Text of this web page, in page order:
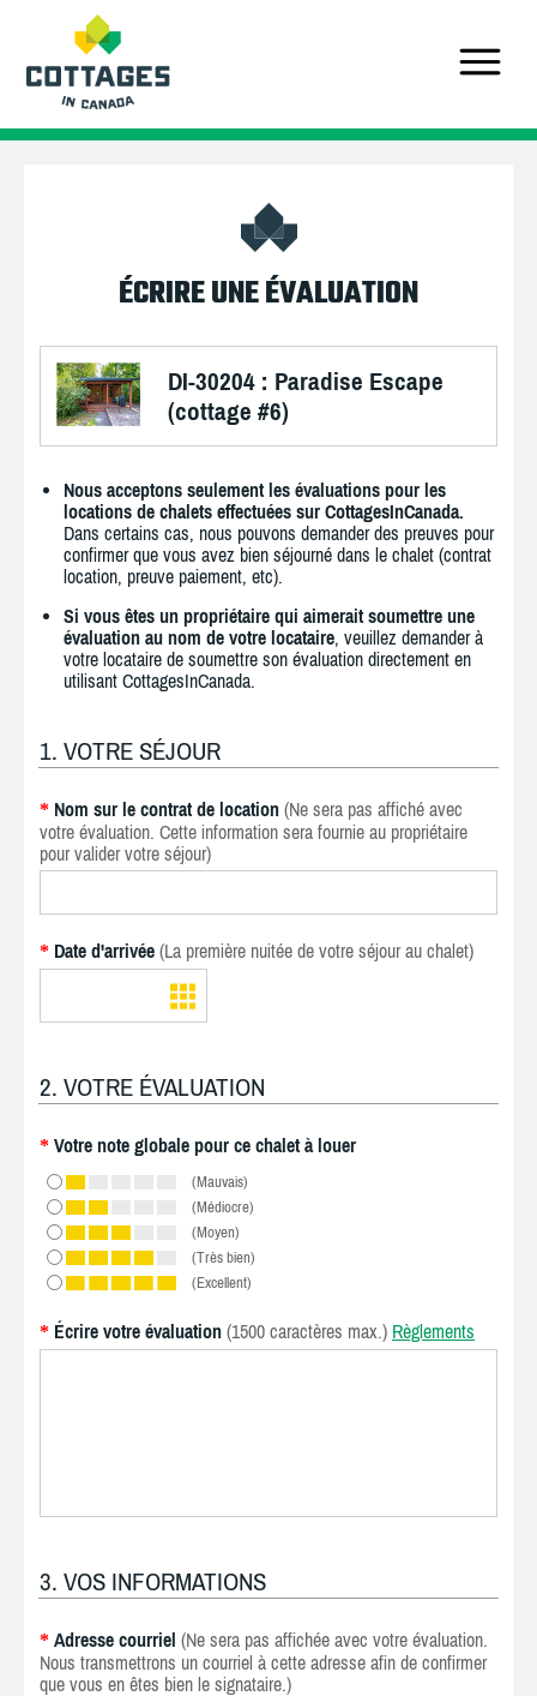
ÉCRIRE UNE ÉVALUATION
DI-30204 : Paradise Escape
(cottage #6)
Nous acceptons seulement les évaluations pour les
locations de chalets effectuées sur CottagesInCanada.
Dans certains cas, nous pouvons demander des preuves pour
confirmer que vous avez bien séjourné dans le chalet (contrat
location, preuve paiement, etc).
Si vous êtes un propriétaire qui aimerait soumettre une
évaluation au nom de votre locataire, veuillez demander à
votre locataire de soumettre son évaluation directement en
utilisant CottagesInCanada.
1. VOTRE SÉJOUR
* Nom sur le contrat de location (Ne sera pas affiché avec
votre évaluation. Cette information sera fournie au propriétaire
pour valider votre séjour)
* Date d'arrivée (La première nuitée de votre séjour au chalet)
2. VOTRE ÉVALUATION
* Votre note globale pour ce chalet à louer
(Mauvais)
(Médiocre)
(Moyen)
(Très bien)
(Excellent)
* Écrire votre évaluation (1500 caractères max.) Règlements
3. VOS INFORMATIONS
* Adresse courriel (Ne sera pas affichée avec votre évaluation.
Nous transmettrons un courriel à cette adresse afin de confirmer
que vous en êtes bien le signataire.)